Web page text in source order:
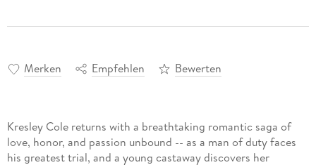
Merken Empfehlen Bewerten
Kresley Cole returns with a breathtaking romantic saga of
love, honor, and passion unbound -- as a man of duty faces
his greatest trial, and a young castaway discovers her